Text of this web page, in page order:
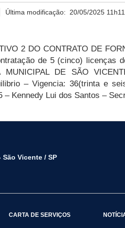
Última modificação: 20/05/2025 11h11
2 DO CONTRATO DE
de 5 (cinco) licenças
MUNICIPAL DE SÃO
– Vigencia: 36(trinta e
– Kennedy Lui dos Santos –
São Vicente / SP
CARTA DE SERVIÇOS